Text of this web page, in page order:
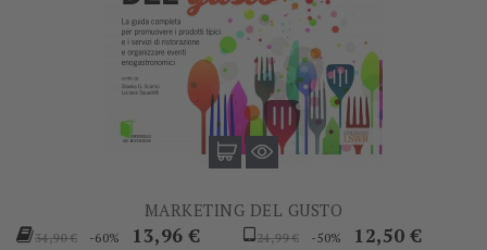
MARKETING DEL GUSTO
Prezzo
34,90 € -60% Prezzo
13,96 €
Prezzo
24,99 € -50% Prezzo
12,50 €